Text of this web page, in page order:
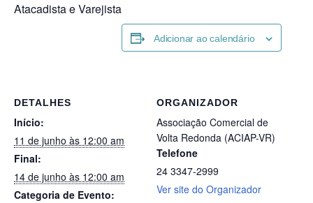
Atacadista e Varejista
Adicionar ao calendário
DETALHES
Início:
11 de junho às 12:00 am
Final:
14 de junho às 12:00 am
Categoria de Evento:
ORGANIZADOR
Associação Comercial de
Volta Redonda (ACIAP-VR)
Telefone
24 3347-2999
Ver site do Organizador